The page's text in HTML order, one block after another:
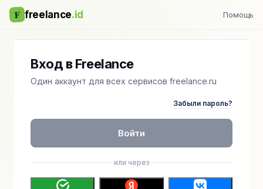
F freelance.id Помощь
Вход в Freelance
Один аккаунт для всех сервисов freelance.ru
Забыли пароль?
Войти
или через